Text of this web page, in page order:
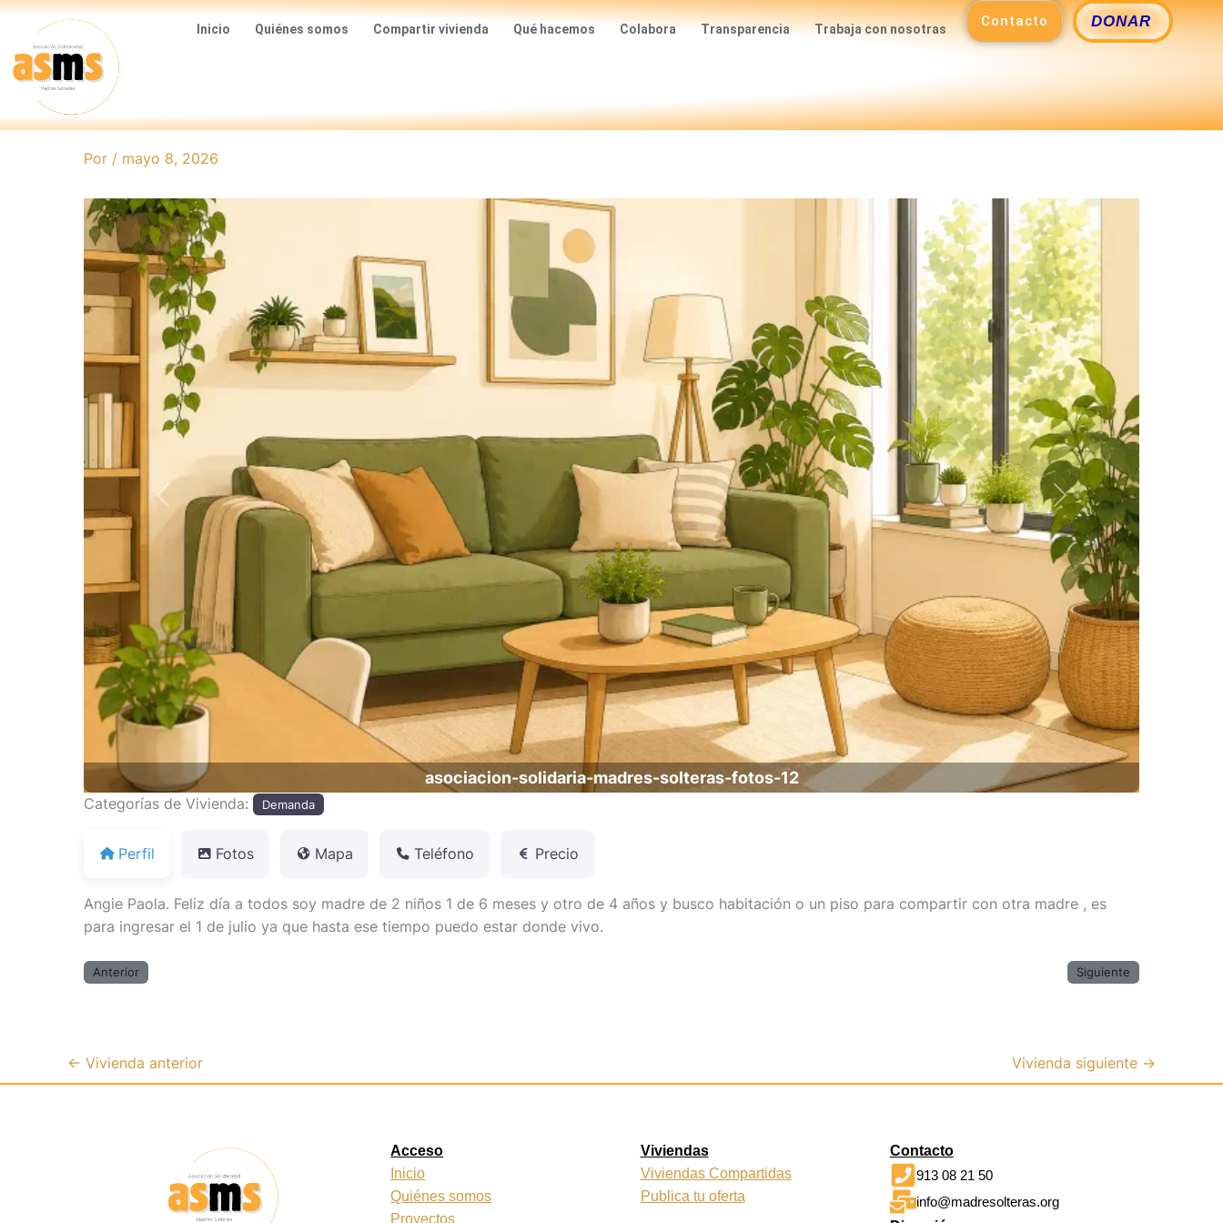
Ir
contenido
Inicio Quiénes somos Compartir vivienda Qué hacemos Colabora Transparencia Trabaja con nosotras Contacto DONAR
Por / mayo 8, 2026
asociacion-solidaria-madres-solteras-fotos-12
Anterior Siguiente
Categorías de Vivienda: Demanda
Perfil Fotos Mapa Teléfono Precio
Angie Paola. Feliz día a todos soy madre de 2 niños 1 de 6 meses y otro de 4 años y busco habitación o un piso para compartir con otra madre , es
para ingresar el 1 de julio ya que hasta ese tiempo puedo estar donde vivo.
Anterior Siguiente
← Vivienda anterior Vivienda siguiente →
Acceso
Inicio
Quiénes somos
Proyectos
Viviendas
Viviendas Compartidas
Publica tu oferta
Contacto
913 08 21 50
info@madresolteras.org